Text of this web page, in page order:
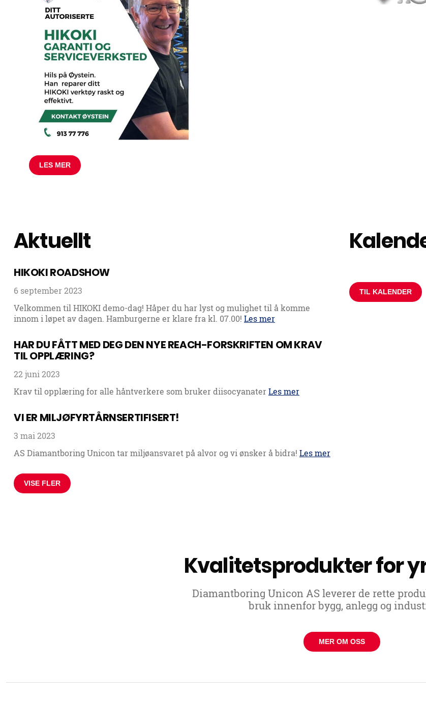
LES MER
Aktuellt
HIKOKI ROADSHOW
6 september 2023
Velkommen til HIKOKI demo-dag! Håper du har lyst og mulighet til å komme
innom i løpet av dagen. Hamburgerne er klare fra kl. 07.00! Les mer
HAR DU FÅTT MED DEG DEN NYE REACH-FORSKRIFTEN OM KRAV
TIL OPPLÆRING?
22 juni 2023
Krav til opplæring for alle håntverkere som bruker diisocyanater Les mer
VI ER MILJØFYRTÅRNSERTIFISERT!
3 mai 2023
AS Diamantboring Unicon tar miljøansvaret på alvor og vi ønsker å bidra! Les mer
VISE FLER
TIL KALENDER
Kvalitetsprodukter for
Diamantboring Unicon AS leverer de rette
bruk innenfor bygg, anlegg og
MER OM OSS